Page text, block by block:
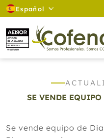
Español
SE VENDE
Se vende equipo de